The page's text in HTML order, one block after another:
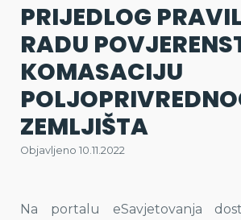
PRIJEDLOG
RADU
KOMASACIJU
ZEMLJIŠTA
Objavljeno 10.11.2022
Na portalu eSavjetovanja